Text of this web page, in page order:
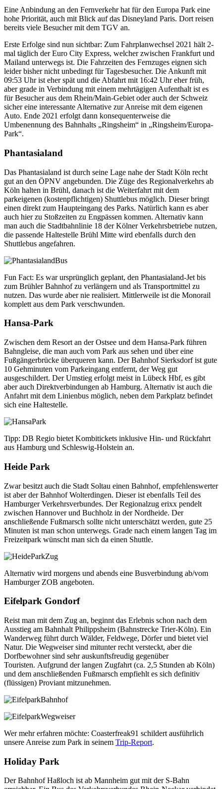
Eine Anbindung an den Fernverkehr hat für den Europa Park eine
hohe Priorität, auch mit Blick auf das Disneyland Paris. Dort reisen
bereits viele Besucher mit dem TGV an.
Erste Erfolge sind nun sichtbar: Zum Fahrplanwechsel 2021 hält 2-
mal täglich der Euro City Express, welcher zwischen Frankfurt und
Mailand unterwegs ist. Die Fahrzeiten des Fernzuges eignen sich
leider bisher nicht unbedingt für Tagesbesucher. Die Ankunft mit
09:53 Uhr ist eher spät und die Abfahrt mit 16:42 Uhr eher früh,
aber grade in Verbindung mit einem mehrtägigen Aufenthalt ist es
für Besucher aus dem Rhein/Main-Gebiet oder auch der Schweiz
sicher eine interessante Alternative zur Anreise mit dem eigenen
Auto. Ende 2021 erfolgt dann konsequenterweise die
Umbenennung des Bahnhalts „Ringsheim“ in „Ringsheim/Europa-
Park“.
Phantasialand
Das Phantasialand ist durch seine Lage nahe der Stadt Köln recht
gut an den ÖPNV angebunden. Die Züge des Regionalverkehrs ab
Köln halten in Brühl, danach ist die Weiterfahrt mit dem
parkeigenen (kostenpflichtigen) Shuttlebus möglich. Dieser bringt
einen direkt zum Haupteingang des Parks. Natürlich kann es aber
auch hier zu Stoßzeiten zu Engpässen kommen. Alternativ kann
man auch die Stadtbahnlinie 18 der Kölner Verkehrsbetriebe nutzen,
die passende Haltestelle Brühl Mitte wird ebenfalls durch den
Shuttlebus angefahren.
Fun Fact: Es war ursprünglich geplant, den Phantasialand-Jet bis
zum Brühler Bahnhof zu verlängern und als Transportmittel zu
nutzen. Das wurde aber nie realisiert. Mittlerweile ist die Monorail
komplett aus dem Park verschwunden.
Hansa-Park
Zwischen dem Resort an der Ostsee und dem Hansa-Park führen
Bahngleise, die man auch vom Park aus sehen und über eine
Fußgängerbrücke überqueren kann. Der Bahnhof Sierksdorf ist gute
10 Gehminuten vom Parkeingang entfernt, der Weg gut
ausgeschildert. Der Umstieg erfolgt meist in Lübeck Hbf, es gibt
aber auch Direktverbindungen ab Hamburg. Alternativ ist auch die
Anfahrt mit dem Linienbus möglich, neben dem Parkplatz befindet
sich eine Haltestelle.
Tipp: DB Regio bietet Kombitickets inklusive Hin- und Rückfahrt
aus Hamburg und Schleswig-Holstein an.
Heide Park
Zwar besitzt auch die Stadt Soltau einen Bahnhof, empfehlenswerter
ist aber der Bahnhof Wolterdingen. Dieser ist ebenfalls Teil des
Hamburger Verkehrsverbundes. Der Regionalzug erixx pendelt
zwischen Hannover und Buchholz in der Nordheide. Der
anschließende Fußmarsch sollte nicht unterschätzt werden, gute 25
Minuten ist man schon unterwegs. Grade nach einem langen Tag im
Freizeitpark wünscht man sich da einen Shuttle.
Alternativ wird morgens und abends eine Busverbindung ab/vom
Hamburger ZOB angeboten.
Eifelpark Gondorf
Reist man mit dem Zug an, beginnt das Erlebnis schon nach dem
Ausstieg am Bahnhalt Philippsheim (Bahnstrecke Trier-Köln). Ein
Wanderweg führt durch Wälder, Feldwege, Dörfer und bietet viel
Natur. Die Wegweiser sind mitunter recht versteckt, aber die
Dorfbewohner sind sehr auskunftsfreudig gegenüber
Touristen. Aufgrund der langen Zugfahrt (ca. 2,5 Stunden ab Köln)
und dem anschließenden Fußmarsch empfiehlt es sich definitiv
(flüssigen) Proviant mitzunehmen.
Wer mehr erfahren möchte: Coasterfreak91 schildert ausführlich
unsere Anreise zum Park in seinem Trip-Report.
Holiday Park
Der Bahnhof Haßloch ist ab Mannheim gut mit der S-Bahn